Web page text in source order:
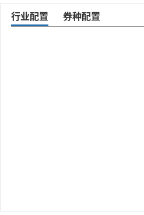
行业配置 券种配置